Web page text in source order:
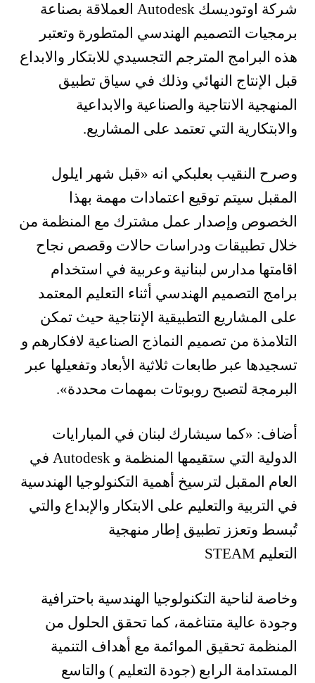
شركة اوتوديسك Autodesk العملاقة بصناعة
برمجيات التصميم الهندسي المتطورة وتعتبر
هذه البرامج المترجم التجسيدي للابتكار والابداع
قبل الإنتاج النهائي وذلك في سياق تطبيق
المنهجية الانتاجية والصناعية والابداعية
والابتكارية التي تعتمد على المشاريع.
وصرح النقيب بعلبكي انه «قبل شهر ايلول
المقبل سيتم توقيع اعتمادات مهمة بهذا
الخصوص وإصدار عمل مشترك مع المنظمة من
خلال تطبيقات ودراسات حالات وقصص نجاح
اقامتها مدارس لبنانية وعربية في استخدام
برامج التصميم الهندسي أثناء التعليم المعتمد
على المشاريع التطبيقية الإنتاجية حيث تمكن
التلامذة من تصميم النماذج الصناعية لافكارهم و
تسجيدها عبر طابعات ثلاثية الأبعاد وتفعيلها عبر
البرمجة لتصبح روبوتات بمهمات محددة».
أضاف: «كما سيشارك لبنان في المبارايات
الدولية التي ستقيمها المنظمة و Autodesk في
العام المقبل لترسيخ أهمية التكنولوجيا الهندسية
في التربية والتعليم على الابتكار والإبداع والتي
تُبسط وتعزز تطبيق إطار منهجية
التعليم STEAM
وخاصة لناحية التكنولوجيا الهندسية باحترافية
وجودة عالية متناغمة، كما تحقق الحلول من
المنظمة تحقيق الموائمة مع أهداف التنمية
المستدامة الرابع (جودة التعليم ) والتاسع